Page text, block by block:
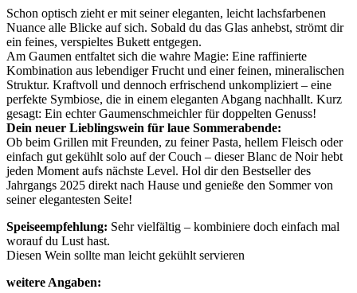
Schon optisch zieht er mit seiner eleganten, leicht lachsfarbenen
Nuance alle Blicke auf sich. Sobald du das Glas anhebst, strömt dir
ein feines, verspieltes Bukett entgegen.
Am Gaumen entfaltet sich die wahre Magie: Eine raffinierte
Kombination aus lebendiger Frucht und einer feinen, mineralischen
Struktur. Kraftvoll und dennoch erfrischend unkompliziert – eine
perfekte Symbiose, die in einem eleganten Abgang nachhallt. Kurz
gesagt: Ein echter Gaumenschmeichler für doppelten Genuss!
Dein neuer Lieblingswein für laue Sommerabende:
Ob beim Grillen mit Freunden, zu feiner Pasta, hellem Fleisch oder
einfach gut gekühlt solo auf der Couch – dieser Blanc de Noir hebt
jeden Moment aufs nächste Level. Hol dir den Bestseller des
Jahrgangs 2025 direkt nach Hause und genieße den Sommer von
seiner elegantesten Seite!
Speiseempfehlung: Sehr vielfältig – kombiniere doch einfach mal
worauf du Lust hast.
Diesen Wein sollte man leicht gekühlt servieren
weitere Angaben: